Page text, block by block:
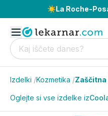
☀️La Roche-
Izdelki /Kozmetika /
Oglejte si vse izdelke iz